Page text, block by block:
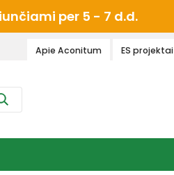
per 5 - 7 d.d.
Apie Aconitum ES projektai